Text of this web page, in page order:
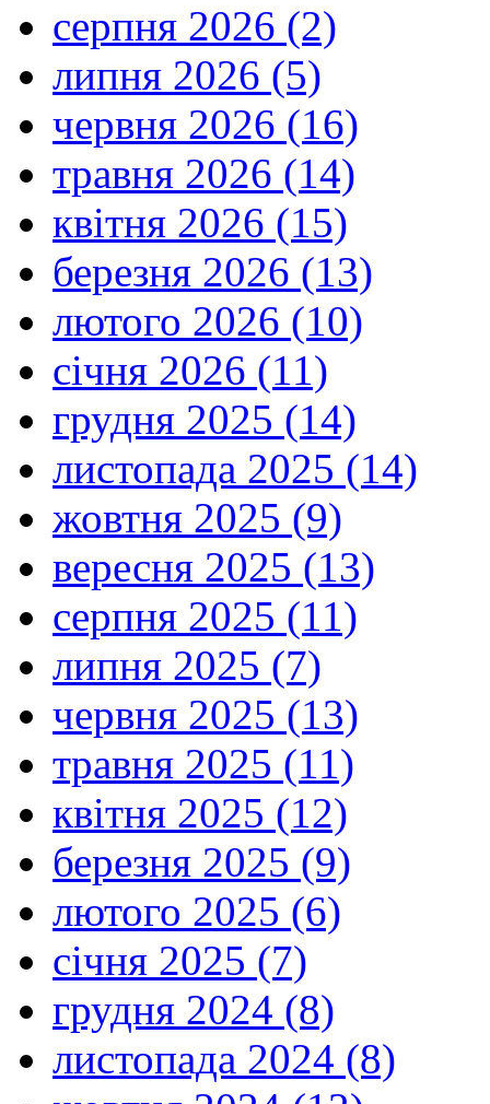
серпня 2026 (2)
липня 2026 (5)
червня 2026 (16)
травня 2026 (14)
квітня 2026 (15)
березня 2026 (13)
лютого 2026 (10)
січня 2026 (11)
грудня 2025 (14)
листопада 2025 (14)
жовтня 2025 (9)
вересня 2025 (13)
серпня 2025 (11)
липня 2025 (7)
червня 2025 (13)
травня 2025 (11)
квітня 2025 (12)
березня 2025 (9)
лютого 2025 (6)
січня 2025 (7)
грудня 2024 (8)
листопада 2024 (8)